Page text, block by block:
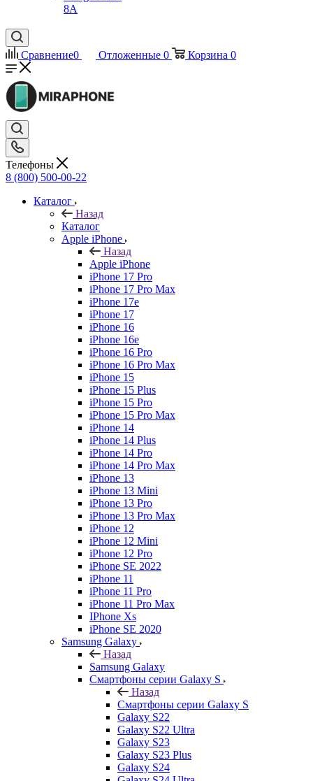
8A
Сравнение0 Отложенные 0 Корзина 0
Телефоны
8 (800) 500-00-22
Каталог
Назад
Каталог
Apple iPhone
Назад
Apple iPhone
iPhone 17 Pro
iPhone 17 Pro Max
iPhone 17e
iPhone 17
iPhone 16
iPhone 16e
iPhone 16 Pro
iPhone 16 Pro Max
iPhone 15
iPhone 15 Plus
iPhone 15 Pro
iPhone 15 Pro Max
iPhone 14
iPhone 14 Plus
iPhone 14 Pro
iPhone 14 Pro Max
iPhone 13
iPhone 13 Mini
iPhone 13 Pro
iPhone 13 Pro Max
iPhone 12
iPhone 12 Mini
iPhone 12 Pro
iPhone SE 2022
iPhone 11
iPhone 11 Pro
iPhone 11 Pro Max
IPhone Xs
iPhone SE 2020
Samsung Galaxy
Назад
Samsung Galaxy
Смартфоны серии Galaxy S
Назад
Смартфоны серии Galaxy S
Galaxy S22
Galaxy S22 Ultra
Galaxy S23
Galaxy S23 Plus
Galaxy S24